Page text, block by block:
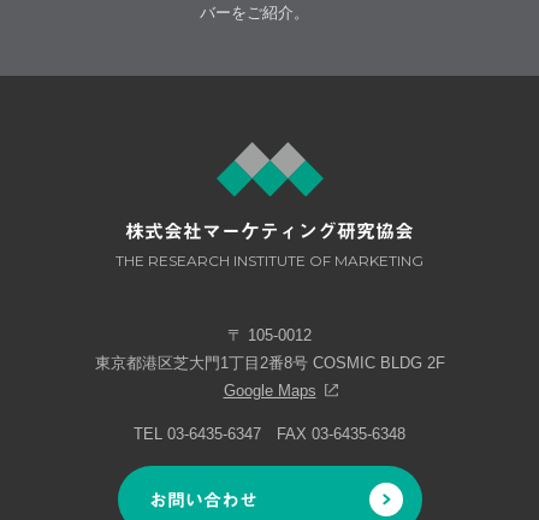
バーをご紹介。
株式会社マーケティング研究協会
THE RESEARCH INSTITUTE OF MARKETING
〒 105-0012
東京都港区芝大門1丁目2番8号 COSMIC BLDG 2F
Google Maps
TEL 03-6435-6347 FAX 03-6435-6348
お問い合わせ